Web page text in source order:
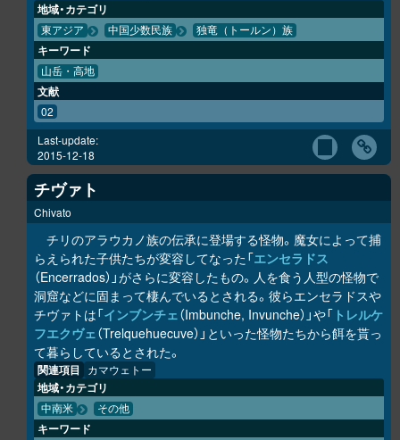
地域・カテゴリ
東アジア 中国少数民族 独竜（トールン）族
キーワード
山岳・高地
文献
02
Last-update:
2015-12-18
チヴァト
Chivato
チリのアラウカノ族の伝承に登場する怪物。魔女によって捕
らえられた子供たちが変容してなった「エンセラドス
（Encerrados）」がさらに変容したもの。人を食う人型の怪物で
洞窟などに固まって棲んでいるとされる。彼らエンセラドスや
チヴァトは「インブンチェ（Imbunche, Invunche）」や「 トレルケ
フエクヴェ（Trelquehuecuve）」といった怪物たちから餌を貰っ
て暮らしているとされた。
関連項目 カマウェトー
地域・カテゴリ
中南米 その他
キーワード